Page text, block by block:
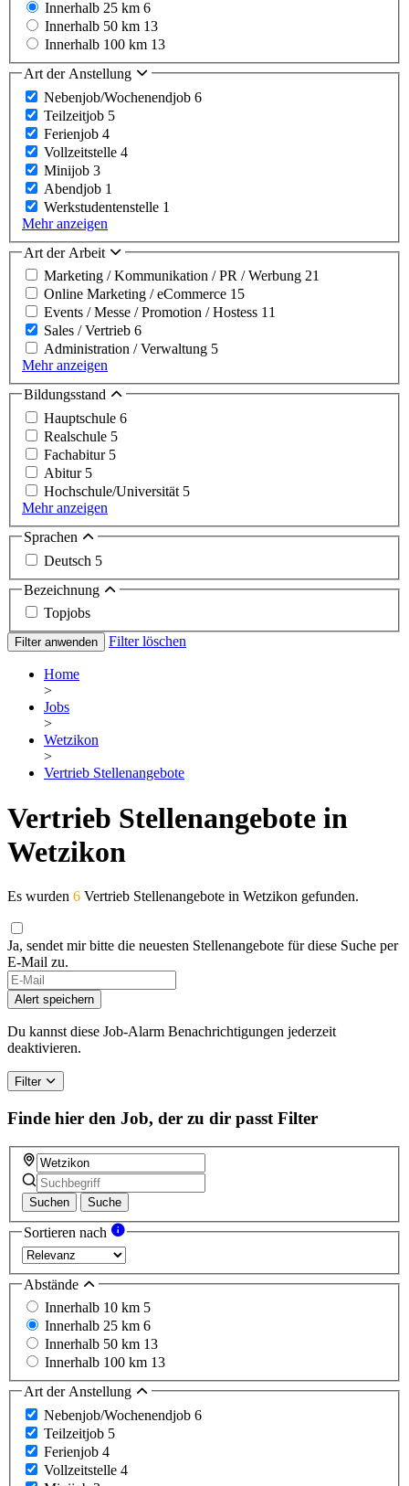
Innerhalb 25 km 6
Innerhalb 50 km 13
Innerhalb 100 km 13
Art der Anstellung
Nebenjob/Wochenendjob 6
Teilzeitjob 5
Ferienjob 4
Vollzeitstelle 4
Minijob 3
Abendjob 1
Werkstudentenstelle 1
Mehr anzeigen
Art der Arbeit
Marketing / Kommunikation / PR / Werbung 21
Online Marketing / eCommerce 15
Events / Messe / Promotion / Hostess 11
Sales / Vertrieb 6
Administration / Verwaltung 5
Mehr anzeigen
Bildungsstand
Hauptschule 6
Realschule 5
Fachabitur 5
Abitur 5
Hochschule/Universität 5
Mehr anzeigen
Sprachen
Deutsch 5
Bezeichnung
Topjobs
Filter anwenden Filter löschen
Home
>
Jobs
>
Wetzikon
>
Vertrieb Stellenangebote
Vertrieb Stellenangebote in
Wetzikon
Es wurden 6 Vertrieb Stellenangebote in Wetzikon gefunden.
Ja, sendet mir bitte die neuesten Stellenangebote für diese Suche per
E-Mail zu.
Alert speichern
Du kannst diese Job-Alarm Benachrichtigungen jederzeit
deaktivieren.
Filter
Finde hier den Job, der zu dir passt Filter
Suchen Suche
Sortieren nach
Abstände
Innerhalb 10 km 5
Innerhalb 25 km 6
Innerhalb 50 km 13
Innerhalb 100 km 13
Art der Anstellung
Nebenjob/Wochenendjob 6
Teilzeitjob 5
Ferienjob 4
Vollzeitstelle 4